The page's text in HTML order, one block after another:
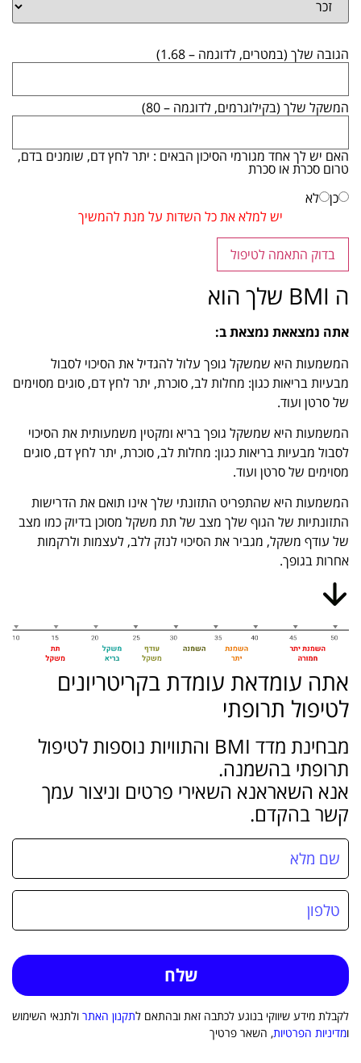
הגובה שלך (במטרים, לדוגמה – 1.68)
המשקל שלך (בקילוגרמים, לדוגמה – 80)
האם יש לך אחד מגורמי הסיכון הבאים : יתר לחץ דם, שומנים בדם,
טרום סכרת או סכרת
כן לא
יש למלא את כל השדות על מנת להמשיך
בדוק התאמה לטיפול
ה BMI שלך הוא
אתה נמצאאת נמצאתב:
המשמעות היא שמשקל גופך עלול להגדיל את הסיכוי לסבול
מבעיות בריאות כגון: מחלות לב, סוכרת, יתר לחץ דם, סוגים מסוימים
של סרטן ועוד.
המשמעות היא שמשקל גופך בריא ומקטין משמעותית את הסיכוי
לסבול מבעיות בריאות כגון: מחלות לב, סוכרת, יתר לחץ דם, סוגים
מסוימים של סרטן ועוד.
המשמעות היא שהתפריט התזונתי שלך אינו תואם את הדרישות
התזונתיות של הגוף שלך מצב של תת משקל מסוכן בדיוק כמו מצב
של עודף משקל, מגביר את הסיכוי לנזק ללב, לעצמות ולרקמות
אחרות בגופך.
אתה עומדאת עומדת בקריטריונים
לטיפול תרופתי
מבחינת מדד BMI והתוויות נוספות לטיפול
תרופתי בהשמנה.
אנא השאראנא השאירי פרטים וניצור עמך
קשר בהקדם.
לקבלת מידע שיווקי בנוגע לכתבה זאת ובהתאם לתקנון האתר ולתנאי השימוש
ומדיניות הפרטיות, השאר פרטיך